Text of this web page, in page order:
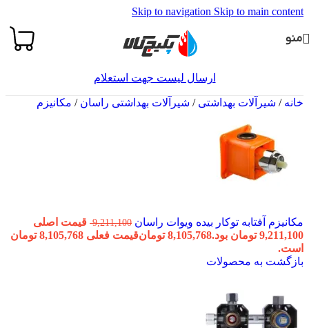
Skip to navigation Skip to main content
منو
ارسال لیست جهت استعلام
خانه/ شیرآلات بهداشتی/ شیرآلات بهداشتی راسان/ مکانیزم
مکانیزم آفتابه توکار بیده ویوات راسان 9,211,100 قیمت اصلی
9,211,100 تومان بود.
8,105,768 تومان
قیمت فعلی 8,105,768 تومان
است.
بازگشت به محصولات